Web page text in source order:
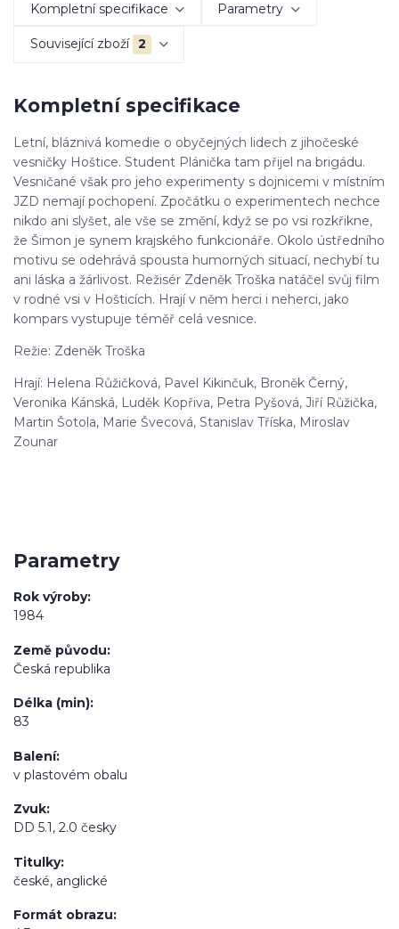
Kompletní specifikace Parametry
Související zboží 2
Kompletní specifikace
Letní, bláznivá komedie o obyčejných lidech z jihočeské
vesničky Hoštice. Student Plánička tam přijel na brigádu.
Vesničané však pro jeho experimenty s dojnicemi v místním
JZD nemají pochopení. Zpočátku o experimentech nechce
nikdo ani slyšet, ale vše se změní, když se po vsi rozkřikne,
že Šimon je synem krajského funkcionáře. Okolo ústředního
motivu se odehrává spousta humorných situací, nechybí tu
ani láska a žárlivost. Režisér Zdeněk Troška natáčel svůj film
v rodné vsi v Hošticích. Hrají v něm herci i neherci, jako
kompars vystupuje téměř celá vesnice.
Režie: Zdeněk Troška
Hrají: Helena Růžičková, Pavel Kikinčuk, Broněk Černý,
Veronika Kánská, Luděk Kopřiva, Petra Pyšová, Jiří Růžička,
Martin Šotola, Marie Švecová, Stanislav Tříska, Miroslav
Zounar
Parametry
Rok výroby
1984
Země původu
Česká republika
Délka (min)
83
Balení
v plastovém obalu
Zvuk
DD 5.1, 2.0 česky
Titulky
české, anglické
Formát obrazu